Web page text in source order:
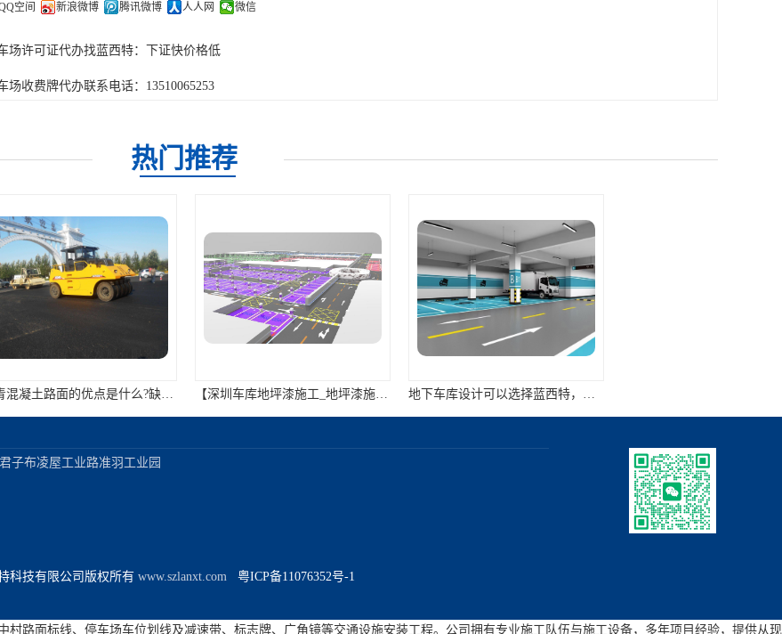
空间 新浪微博 腾讯微博 人人网 微信
场许可证代办找蓝西特：下证快价格低
场收费牌代办联系电话：13510065253
热门推荐
沥青混凝土路面的优点是什么?缺点又是什么? 【深圳车库地坪漆施工_地坪漆施工队 可定制包工包料服务】 地下车库设计可以选择蓝西特，做停车场这块专业、高效、又美观
停车场3D效果图设计怎么做？蓝西特提供停车场方案设计服务
子布凌屋工业路准羽工业园
科技有限公司版权所有 www.szlanxt.com
  粤ICP备11076352号-1
路面标线、停车场车位划线及减速带、标志牌、广角镜等交通设施安装工程。公司拥有专业施工队伍与施工设备，多年项目经验，提供从现